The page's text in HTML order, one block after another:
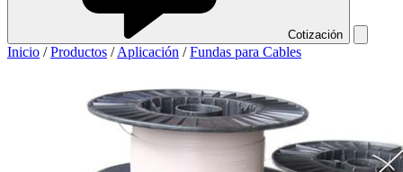
Cotización
Inicio /Productos /Aplicación /Fundas para Cables